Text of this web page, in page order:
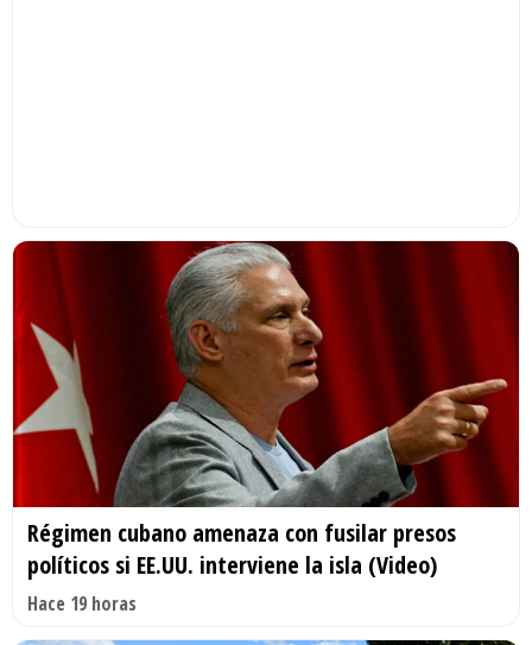
Régimen cubano amenaza con fusilar presos
políticos si EE.UU. interviene la isla (Video)
Hace 19 horas